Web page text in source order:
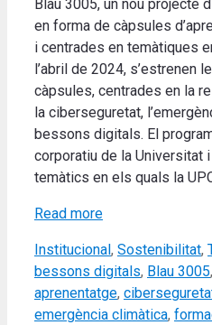
Blau 3005, un nou projecte
en forma de càpsules
i centrades en temàtiques
l’abril de 2024, s’estrenen
càpsules, centrades en la
la ciberseguretat,
bessons digitals. El
corporatiu de la Universitat
temàtics en els quals la
Read more
Categories
Institucional , Sostenibilitat,
bessons digitals, Blau 3005,
aprenentatge,
emergència climàtica,